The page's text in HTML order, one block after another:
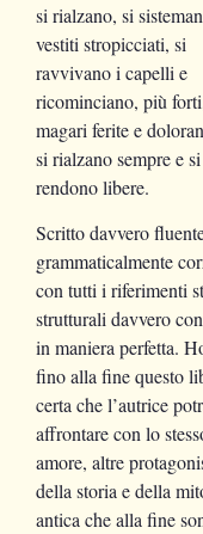
si rialzano, si
vestiti stropicciati, si
ravvivano i capelli e
ricominciano, più
magari ferite e
si rialzano sempre e si
rendono libere.
Scritto davvero
grammaticalmente
con tutti i riferimenti
strutturali davvero
in maniera perfetta.
fino alla fine questo
certa che l’autrice
affrontare con lo
amore, altre
della storia e della
antica che alla fine